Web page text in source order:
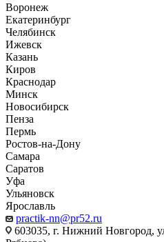
Воронеж
Екатеринбург
Челябинск
Ижевск
Казань
Киров
Краснодар
Минск
Новосибирск
Пенза
Пермь
Ростов-на-Дону
Самара
Саратов
Уфа
Ульяновск
Ярославль
practik-nn@pr52.ru
603035, г. Нижний Новгород,